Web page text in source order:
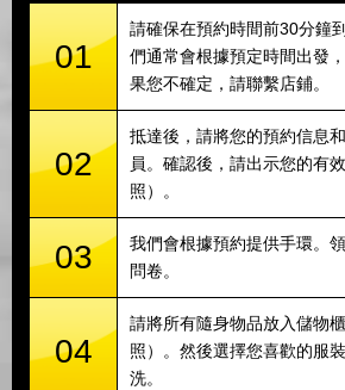
01
請確保在預約時間前30分鐘
們通常會根據預定時間出發
果您不確定，請聯繫店鋪。
02
抵達後，請將您的預約信息
員。確認後，請出示您的有
照）。
03
我們會根據預約提供手環。
問卷。
04
請將所有隨身物品放入儲物
照）。然後選擇您喜歡的服
洗。